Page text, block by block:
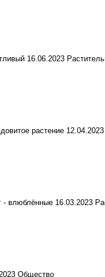
16.06.2023
растение 12.04.2023
- влюблённые 16.03.2023
Общество